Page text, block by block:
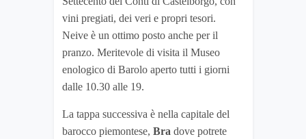
vini pregiati, dei veri e propri tesori.
Neive è un ottimo posto anche per il
pranzo. Meritevole di visita il Museo
enologico di Barolo aperto tutti i giorni
dalle 10.30 alle 19.
La tappa successiva è nella capitale del
barocco piemontese, Bra dove potrete